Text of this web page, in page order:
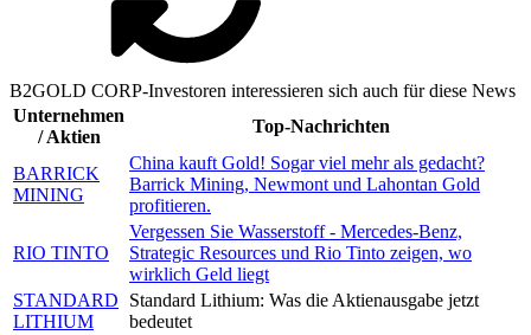
B2GOLD CORP-Investoren interessieren sich auch für diese News
Unternehmen
/ Aktien
Top-Nachrichten
BARRICK
MINING
China kauft Gold! Sogar viel mehr als gedacht?
Barrick Mining, Newmont und Lahontan Gold
profitieren.
RIO TINTO
Vergessen Sie Wasserstoff - Mercedes-Benz,
Strategic Resources und Rio Tinto zeigen, wo
wirklich Geld liegt
STANDARD
LITHIUM
Standard Lithium: Was die Aktienausgabe jetzt
bedeutet